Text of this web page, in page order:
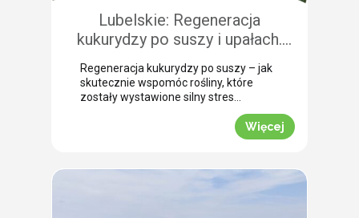
Lubelskie: Regeneracja
kukurydzy po suszy i upałach.
Zobacz rekomendacje z pola!
Regeneracja kukurydzy po suszy – jak
skutecznie wspomóc rośliny, które
zostały wystawione silny stres
termiczny? Jak informuje nasz ekspert
Leszek Konior, kluczem jest szybka
reakcja i wykorzystanie momentu, gdy
przeprowadzona w powiecie
Więcej